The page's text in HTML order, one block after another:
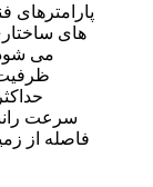
پارامترهای
های
می
ظرفیت
سرعت
فاصله از